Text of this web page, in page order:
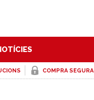
COMPRA SEGURA